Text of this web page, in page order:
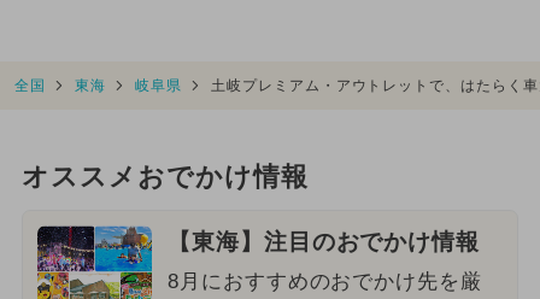
全国 東海 岐阜県 土岐プレミアム・アウトレットで、はたらく
オススメおでかけ情報
【東海】注目のおでかけ情報
8月におすすめのおでかけ先を厳